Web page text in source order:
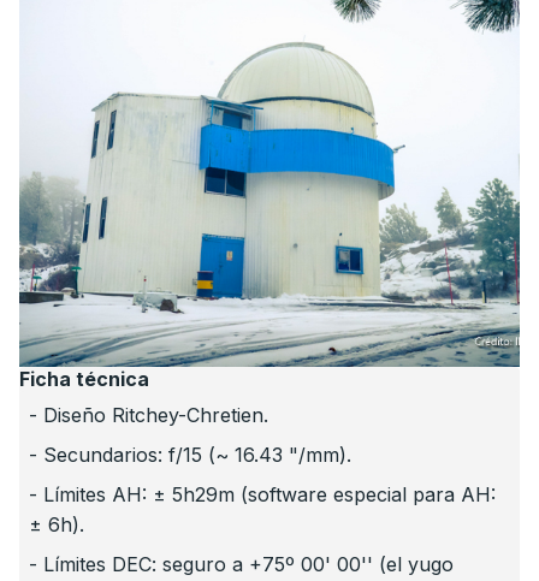
Ficha técnica
- Diseño Ritchey-Chretien.
- Secundarios: f/15 (~ 16.43 "/mm).
- Límites AH: ± 5h29m (software especial para AH:
± 6h).
- Límites DEC: seguro a +75º 00' 00'' (el yugo